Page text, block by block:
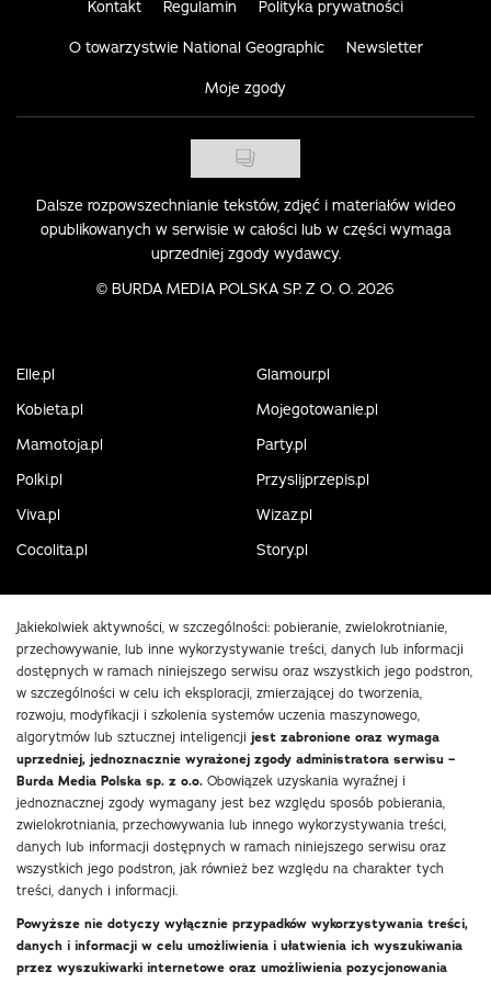
Kontakt Regulamin Polityka prywatności
O towarzystwie National Geographic Newsletter
Moje zgody
Dalsze rozpowszechnianie tekstów, zdjęć i materiałów wideo
opublikowanych w serwisie w całości lub w części wymaga
uprzedniej zgody wydawcy.
© BURDA MEDIA POLSKA SP. Z O. O. 2026
Elle.pl
Glamour.pl
Kobieta.pl
Mojegotowanie.pl
Mamotoja.pl
Party.pl
Polki.pl
Przyslijprzepis.pl
Viva.pl
Wizaz.pl
Cocolita.pl
Story.pl
Jakiekolwiek aktywności, w szczególności: pobieranie, zwielokrotnianie,
przechowywanie, lub inne wykorzystywanie treści, danych lub informacji
dostępnych w ramach niniejszego serwisu oraz wszystkich jego podstron,
w szczególności w celu ich eksploracji, zmierzającej do tworzenia,
rozwoju, modyfikacji i szkolenia systemów uczenia maszynowego,
algorytmów lub sztucznej inteligencji jest zabronione oraz wymaga
uprzedniej, jednoznacznie wyrażonej zgody administratora serwisu –
Burda Media Polska sp. z o.o. Obowiązek uzyskania wyraźnej i
jednoznacznej zgody wymagany jest bez względu sposób pobierania,
zwielokrotniania, przechowywania lub innego wykorzystywania treści,
danych lub informacji dostępnych w ramach niniejszego serwisu oraz
wszystkich jego podstron, jak również bez względu na charakter tych
treści, danych i informacji.
Powyższe nie dotyczy wyłącznie przypadków wykorzystywania treści,
danych i informacji w celu umożliwienia i ułatwienia ich wyszukiwania
przez wyszukiwarki internetowe oraz umożliwienia pozycjonowania